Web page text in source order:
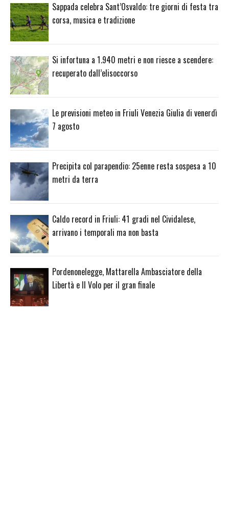
Sappada celebra Sant’Osvaldo: tre giorni di festa tra
corsa, musica e tradizione
Si infortuna a 1.940 metri e non riesce a scendere:
recuperato dall’elisoccorso
Le previsioni meteo in Friuli Venezia Giulia di venerdì
7 agosto
Precipita col parapendio: 25enne resta sospesa a 10
metri da terra
Caldo record in Friuli: 41 gradi nel Cividalese,
arrivano i temporali ma non basta
Pordenonelegge, Mattarella Ambasciatore della
Libertà e Il Volo per il gran finale